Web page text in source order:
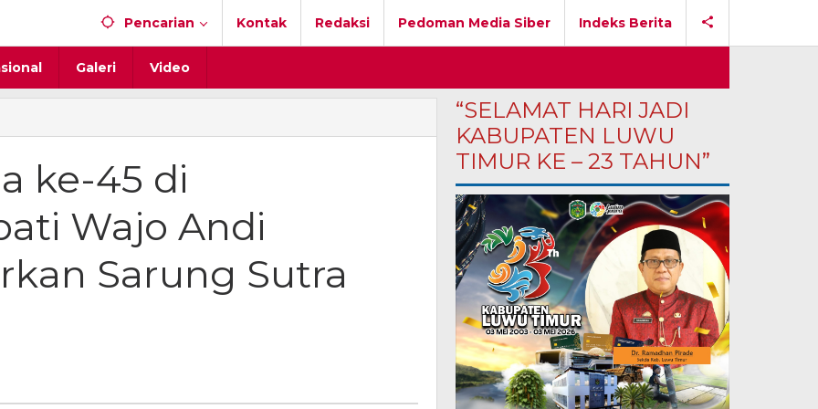
Pencarian Kontak Redaksi Pedoman Media Siber Indeks Berita
Galeri Video
ke-45 di
Wajo Andi
Sarung Sutra
“SELAMAT HARI JADI
KABUPATEN LUWU
TIMUR KE – 23 TAHUN”